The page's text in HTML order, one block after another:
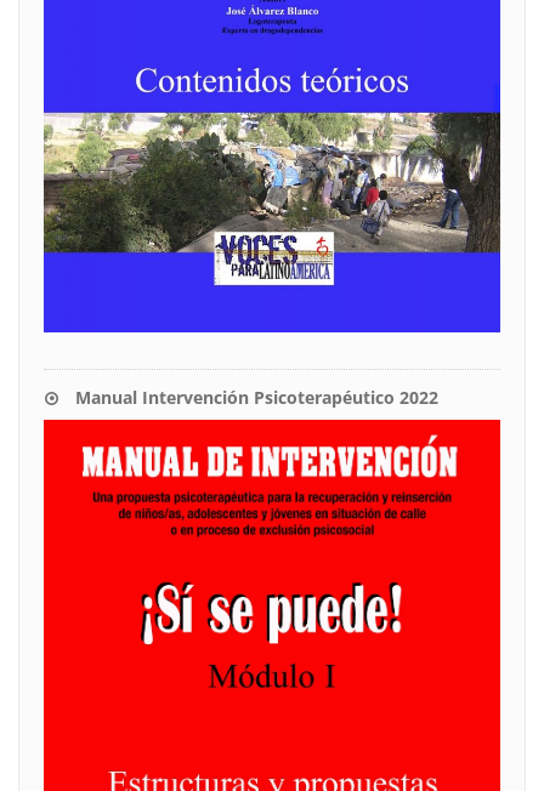
Manual Intervención Psicoterapéutico 2022